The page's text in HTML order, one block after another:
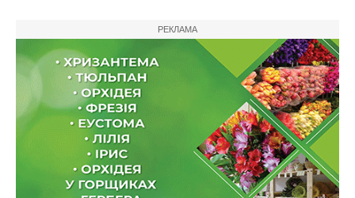
РЕКЛАМА